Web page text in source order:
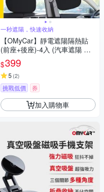
一秒遮陽，快速收納
【OMyCar】靜電遮陽隔熱貼
(前座+後座)-4入 (汽車遮陽 車
窗遮陽 防曬遮光)-快
$399
5 (2)
挑戰低價 券
加入購物車